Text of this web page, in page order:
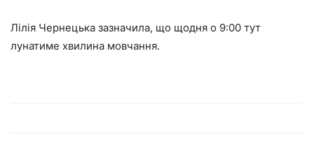
Лілія Чернецька зазначила, що щодня о 9:00 тут
лунатиме хвилина мовчання.